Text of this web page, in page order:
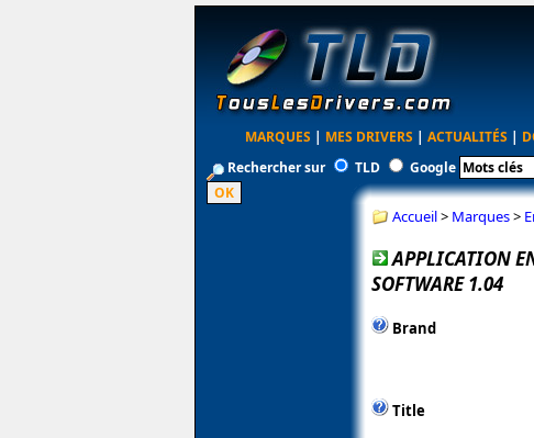
MARQUES | MES DRIVERS | ACTUALITÉS |
Rechercher sur
TLD Google
Accueil> Marques>
APPLICATION
SOFTWARE 1.04
Brand
Title